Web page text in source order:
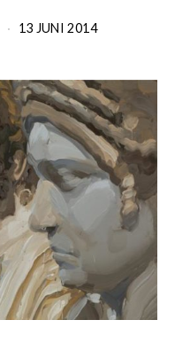
13 JUNI 2014